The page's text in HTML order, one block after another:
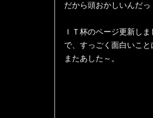
だから頭おかしいんだっ
ＩＴ杯のページ更新しま
で、すっごく面白いこと
またあした～。